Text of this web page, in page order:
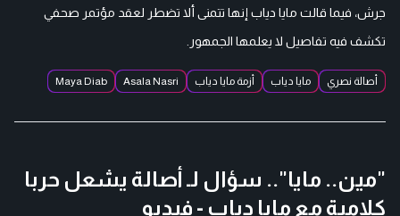
جرش، فيما قالت مايا دياب إنها تتمنى ألا تضطر لعقد مؤتمر صحفي
تكشف فيه تفاصيل لا يعلمها الجمهور.
أصالة نصري مايا دياب أزمة مايا دياب Asala Nasri
Maya Diab
"مين.. مايا".. سؤال لـ أصالة يشعل حربا
كلامية مع مايا دياب - فيديو